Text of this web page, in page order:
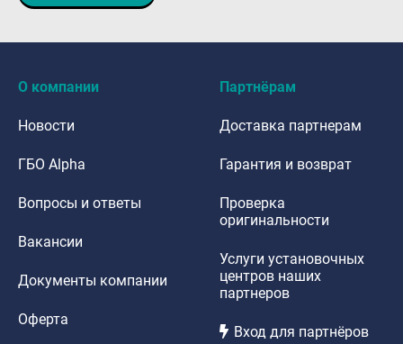
О компании
Новости
ГБО Alpha
Вопросы и ответы
Вакансии
Документы компании
Оферта
Партнёрам
Доставка партнерам
Гарантия и возврат
Проверка
оригинальности
Услуги установочных
центров наших
партнеров
Вход для партнёров